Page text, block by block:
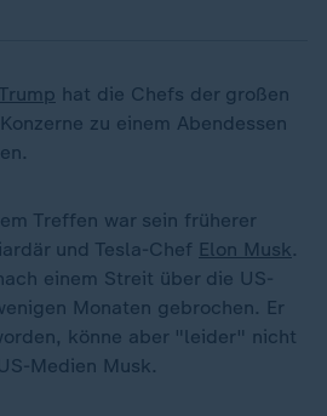
hat die Chefs der großen
zu einem Abendessen
Treffen war sein früherer
und Tesla-Chef Elon Musk.
einem Streit über die US-
Monaten gebrochen. Er
könne aber "leider" nicht
Medien Musk.